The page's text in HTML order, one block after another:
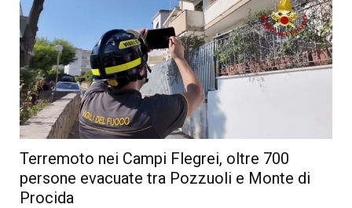
Terremoto nei Campi Flegrei, oltre 700
persone evacuate tra Pozzuoli e Monte di
Procida